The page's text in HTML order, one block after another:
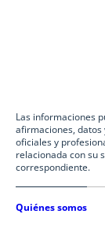
Las informaciones
afirmaciones,
oficiales y
relacionada con su
correspondiente.
Quiénes somos